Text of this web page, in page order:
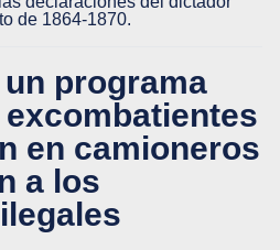
de 1864-1870.
programa
en camioneros
a los